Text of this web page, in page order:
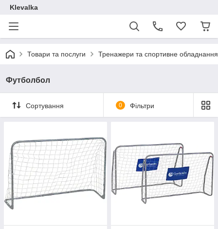
Klevalka
Товари та послуги Тренажери та спортивне обладнання
Футболбол
Сортування 0 Фільтри